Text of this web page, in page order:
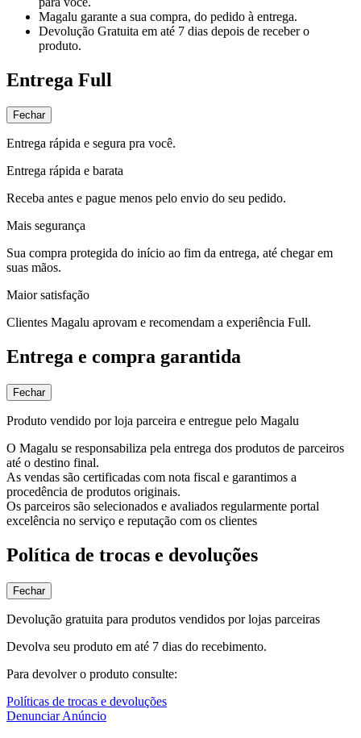
Magalu garante a sua compra, do pedido à entrega.
Devolução Gratuita em até 7 dias depois de receber o
produto.
Entrega Full
Fechar
Entrega rápida e segura pra você.
Entrega rápida e barata
Receba antes e pague menos pelo envio do seu pedido.
Mais segurança
Sua compra protegida do início ao fim da entrega, até chegar em
suas mãos.
Maior satisfação
Clientes Magalu aprovam e recomendam a experiência Full.
Entrega e compra garantida
Fechar
Produto vendido por loja parceira e entregue pelo Magalu
O Magalu se responsabiliza pela entrega dos produtos de parceiros
até o destino final.
As vendas são certificadas com nota fiscal e garantimos a
procedência de produtos originais.
Os parceiros são selecionados e avaliados regularmente portal
excelência no serviço e reputação com os clientes
Política de trocas e devoluções
Fechar
Devolução gratuita para produtos vendidos por lojas parceiras
Devolva seu produto em até 7 dias do recebimento.
Para devolver o produto consulte:
Políticas de trocas e devoluções
Denunciar Anúncio